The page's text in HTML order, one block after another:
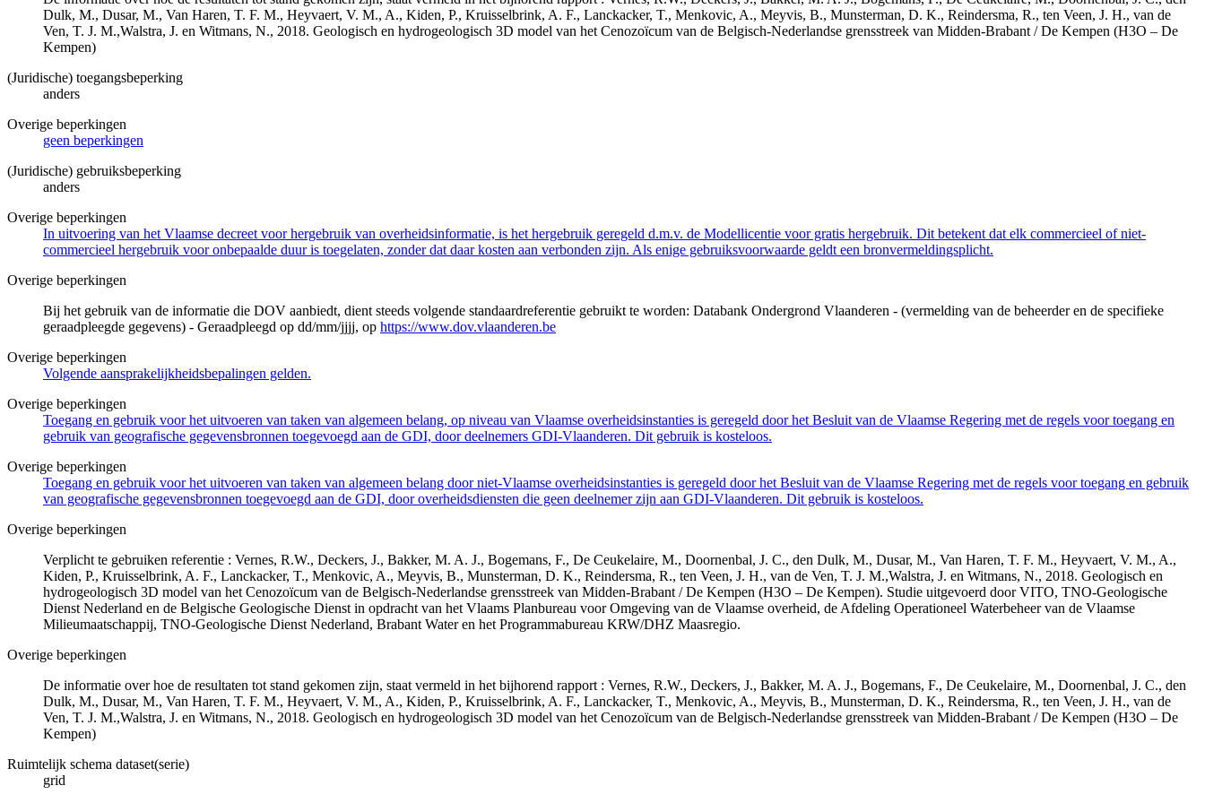
Dulk, M., Dusar, M., Van Haren, T. F. M., Heyvaert, V. M., A., Kiden, P., Kruisselbrink, A. F., Lanckacker, T., Menkovic, A., Meyvis, B., Munsterman, D. K., Reindersma, R., ten Veen, J. H., van de
Ven, T. J. M.,Walstra, J. en Witmans, N., 2018. Geologisch en hydrogeologisch 3D model van het Cenozoïcum van de Belgisch-Nederlandse grensstreek van Midden-Brabant / De Kempen (H3O – De
Kempen)
(Juridische) toegangsbeperking
anders
Overige beperkingen
geen beperkingen
(Juridische) gebruiksbeperking
anders
Overige beperkingen
In uitvoering van het Vlaamse decreet voor hergebruik van overheidsinformatie, is het hergebruik geregeld d.m.v. de Modellicentie voor gratis hergebruik. Dit betekent dat elk commercieel of niet-
commercieel hergebruik voor onbepaalde duur is toegelaten, zonder dat daar kosten aan verbonden zijn. Als enige gebruiksvoorwaarde geldt een bronvermeldingsplicht.
Overige beperkingen
Bij het gebruik van de informatie die DOV aanbiedt, dient steeds volgende standaardreferentie gebruikt te worden: Databank Ondergrond Vlaanderen - (vermelding van de beheerder en de specifieke
geraadpleegde gegevens) - Geraadpleegd op dd/mm/jjjj, op https://www.dov.vlaanderen.be
Overige beperkingen
Volgende aansprakelijkheidsbepalingen gelden.
Overige beperkingen
Toegang en gebruik voor het uitvoeren van taken van algemeen belang, op niveau van Vlaamse overheidsinstanties is geregeld door het Besluit van de Vlaamse Regering met de regels voor toegang en
gebruik van geografische gegevensbronnen toegevoegd aan de GDI, door deelnemers GDI-Vlaanderen. Dit gebruik is kosteloos.
Overige beperkingen
Toegang en gebruik voor het uitvoeren van taken van algemeen belang door niet-Vlaamse overheidsinstanties is geregeld door het Besluit van de Vlaamse Regering met de regels voor toegang en gebruik
van geografische gegevensbronnen toegevoegd aan de GDI, door overheidsdiensten die geen deelnemer zijn aan GDI-Vlaanderen. Dit gebruik is kosteloos.
Overige beperkingen
Verplicht te gebruiken referentie : Vernes, R.W., Deckers, J., Bakker, M. A. J., Bogemans, F., De Ceukelaire, M., Doornenbal, J. C., den Dulk, M., Dusar, M., Van Haren, T. F. M., Heyvaert, V. M., A.,
Kiden, P., Kruisselbrink, A. F., Lanckacker, T., Menkovic, A., Meyvis, B., Munsterman, D. K., Reindersma, R., ten Veen, J. H., van de Ven, T. J. M.,Walstra, J. en Witmans, N., 2018. Geologisch en
hydrogeologisch 3D model van het Cenozoïcum van de Belgisch-Nederlandse grensstreek van Midden-Brabant / De Kempen (H3O – De Kempen). Studie uitgevoerd door VITO, TNO-Geologische
Dienst Nederland en de Belgische Geologische Dienst in opdracht van het Vlaams Planbureau voor Omgeving van de Vlaamse overheid, de Afdeling Operationeel Waterbeheer van de Vlaamse
Milieumaatschappij, TNO-Geologische Dienst Nederland, Brabant Water en het Programmabureau KRW/DHZ Maasregio.
Overige beperkingen
De informatie over hoe de resultaten tot stand gekomen zijn, staat vermeld in het bijhorend rapport : Vernes, R.W., Deckers, J., Bakker, M. A. J., Bogemans, F., De Ceukelaire, M., Doornenbal, J. C., den
Dulk, M., Dusar, M., Van Haren, T. F. M., Heyvaert, V. M., A., Kiden, P., Kruisselbrink, A. F., Lanckacker, T., Menkovic, A., Meyvis, B., Munsterman, D. K., Reindersma, R., ten Veen, J. H., van de
Ven, T. J. M.,Walstra, J. en Witmans, N., 2018. Geologisch en hydrogeologisch 3D model van het Cenozoïcum van de Belgisch-Nederlandse grensstreek van Midden-Brabant / De Kempen (H3O – De
Kempen)
Ruimtelijk schema dataset(serie)
grid